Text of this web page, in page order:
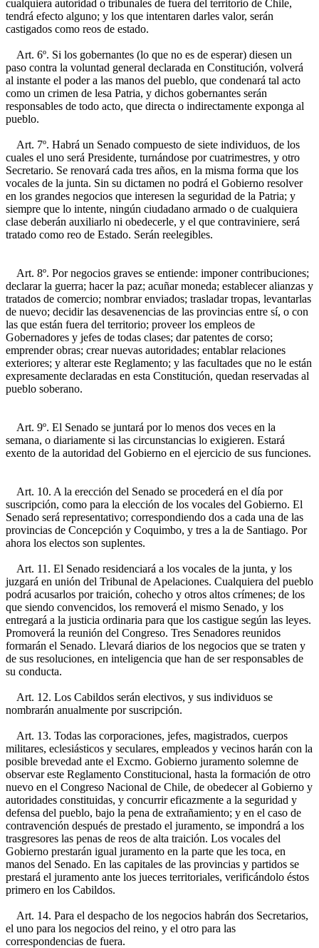
cualquiera autoridad o tribunales de fuera del territorio de Chile,
tendrá efecto alguno; y los que intentaren darles valor, serán
castigados como reos de estado.
Art. 6º. Si los gobernantes (lo que no es de esperar) diesen un
paso contra la voluntad general declarada en Constitución, volverá
al instante el poder a las manos del pueblo, que condenará tal acto
como un crimen de lesa Patria, y dichos gobernantes serán
responsables de todo acto, que directa o indirectamente exponga al
pueblo.
Art. 7º. Habrá un Senado compuesto de siete individuos, de los
cuales el uno será Presidente, turnándose por cuatrimestres, y otro
Secretario. Se renovará cada tres años, en la misma forma que los
vocales de la junta. Sin su dictamen no podrá el Gobierno resolver
en los grandes negocios que interesen la seguridad de la Patria; y
siempre que lo intente, ningún ciudadano armado o de cualquiera
clase deberán auxiliarlo ni obedecerle, y el que contraviniere, será
tratado como reo de Estado. Serán reelegibles.
Art. 8º. Por negocios graves se entiende: imponer contribuciones;
declarar la guerra; hacer la paz; acuñar moneda; establecer alianzas y
tratados de comercio; nombrar enviados; trasladar tropas, levantarlas
de nuevo; decidir las desavenencias de las provincias entre sí, o con
las que están fuera del territorio; proveer los empleos de
Gobernadores y jefes de todas clases; dar patentes de corso;
emprender obras; crear nuevas autoridades; entablar relaciones
exteriores; y alterar este Reglamento; y las facultades que no le están
expresamente declaradas en esta Constitución, quedan reservadas al
pueblo soberano.
Art. 9º. El Senado se juntará por lo menos dos veces en la
semana, o diariamente si las circunstancias lo exigieren. Estará
exento de la autoridad del Gobierno en el ejercicio de sus funciones.
Art. 10. A la erección del Senado se procederá en el día por
suscripción, como para la elección de los vocales del Gobierno. El
Senado será representativo; correspondiendo dos a cada una de las
provincias de Concepción y Coquimbo, y tres a la de Santiago. Por
ahora los electos son suplentes.
Art. 11. El Senado residenciará a los vocales de la junta, y los
juzgará en unión del Tribunal de Apelaciones. Cualquiera del pueblo
podrá acusarlos por traición, cohecho y otros altos crímenes; de los
que siendo convencidos, los removerá el mismo Senado, y los
entregará a la justicia ordinaria para que los castigue según las leyes.
Promoverá la reunión del Congreso. Tres Senadores reunidos
formarán el Senado. Llevará diarios de los negocios que se traten y
de sus resoluciones, en inteligencia que han de ser responsables de
su conducta.
Art. 12. Los Cabildos serán electivos, y sus individuos se
nombrarán anualmente por suscripción.
Art. 13. Todas las corporaciones, jefes, magistrados, cuerpos
militares, eclesiásticos y seculares, empleados y vecinos harán con la
posible brevedad ante el Excmo. Gobierno juramento solemne de
observar este Reglamento Constitucional, hasta la formación de otro
nuevo en el Congreso Nacional de Chile, de obedecer al Gobierno y
autoridades constituidas, y concurrir eficazmente a la seguridad y
defensa del pueblo, bajo la pena de extrañamiento; y en el caso de
contravención después de prestado el juramento, se impondrá a los
trasgresores las penas de reos de alta traición. Los vocales del
Gobierno prestarán igual juramento en la parte que les toca, en
manos del Senado. En las capitales de las provincias y partidos se
prestará el juramento ante los jueces territoriales, verificándolo éstos
primero en los Cabildos.
Art. 14. Para el despacho de los negocios habrán dos Secretarios,
el uno para los negocios del reino, y el otro para las
correspondencias de fuera.